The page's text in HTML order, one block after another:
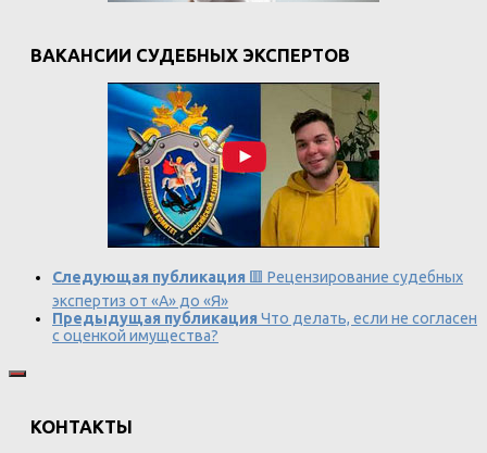
ВАКАНСИИ СУДЕБНЫХ ЭКСПЕРТОВ
Следующая публикация 🟥 Рецензирование судебных
экспертиз от «А» до «Я»
Предыдущая публикация Что делать, если не согласен
с оценкой имущества?
КОНТАКТЫ